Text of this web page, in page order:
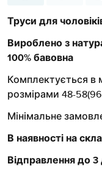
Труси для
Вироблено з
100% бавовна
Комплектується в
розмірами 48-
Мінімальне
В наявності на
Відправлення до 3